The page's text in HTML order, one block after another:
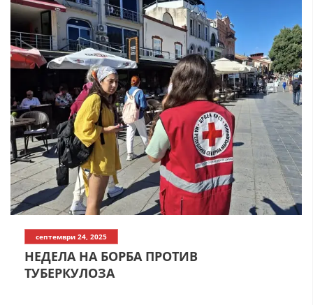
ИСТОРИЈАТ НА ЦКРМ
ИСТОРИЈАТ НА ДВИЖЕЊЕТО
СТРУКТУРА НА ОРГАНИЗАЦИЈАТА
КОНТАКТ ИНФОРМАЦИИ
септември 24, 2025
НЕДЕЛА НА БОРБА ПРОТИВ
ТУБЕРКУЛОЗА